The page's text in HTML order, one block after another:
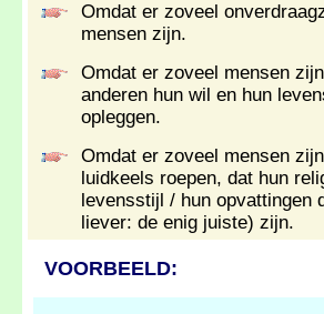
Omdat er zoveel
mensen zijn.
Omdat er zoveel mensen
anderen hun wil en hun
opleggen.
Omdat er zoveel mensen
luidkeels roepen, dat hun
levensstijl / hun opvattingen
liever: de enig juiste) zijn.
VOORBEELD: